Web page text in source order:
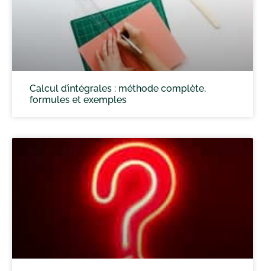
Calcul d’intégrales : méthode complète,
formules et exemples